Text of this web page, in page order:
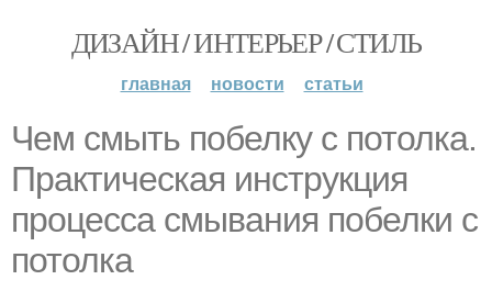
ДИЗАЙН / ИНТЕРЬЕР / СТИЛЬ
главная новости статьи
Чем смыть побелку с потолка.
Практическая инструкция
процесса смывания побелки с
потолка